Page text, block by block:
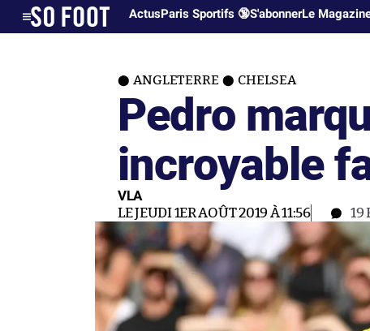
ActusParis Sportifs 🔞S'abonnerLe
ANGLETERRE CHELSEA
Pedro
incroyable
VLA
LE JEUDI 1ER AOÛT 2019 À 11:56 19